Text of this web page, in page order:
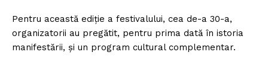
Pentru această ediţie a festivalului, cea de-a 30-a,
organizatorii au pregătit, pentru prima dată în istoria
manifestării, şi un program cultural complementar.